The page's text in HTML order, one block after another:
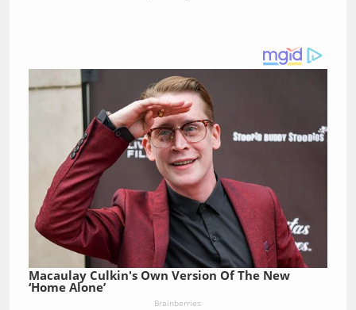
Macaulay Culkin's Own Version Of The New
‘Home Alone’
Brainberries